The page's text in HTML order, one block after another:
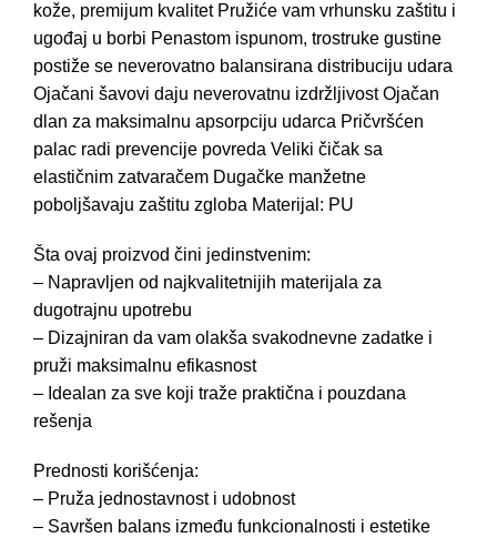
kože, premijum kvalitet Pružiće vam vrhunsku zaštitu i
ugođaj u borbi Penastom ispunom, trostruke gustine
postiže se neverovatno balansirana distribuciju udara
Ojačani šavovi daju neverovatnu izdržljivost Ojačan
dlan za maksimalnu apsorpciju udarca Pričvršćen
palac radi prevencije povreda Veliki čičak sa
elastičnim zatvaračem Dugačke manžetne
poboljšavaju zaštitu zgloba Materijal: PU
Šta ovaj proizvod čini jedinstvenim:
– Napravljen od najkvalitetnijih materijala za
dugotrajnu upotrebu
– Dizajniran da vam olakša svakodnevne zadatke i
pruži maksimalnu efikasnost
– Idealan za sve koji traže praktična i pouzdana
rešenja
Prednosti korišćenja:
– Pruža jednostavnost i udobnost
– Savršen balans između funkcionalnosti i estetike